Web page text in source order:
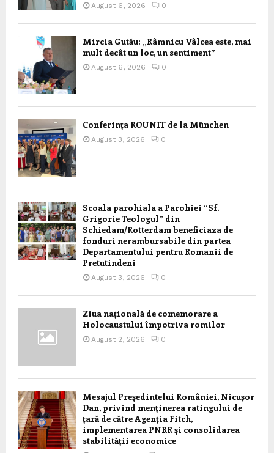
August 6, 2026 0
Mircia Gutău: „Râmnicu Vâlcea este, mai
mult decât un loc, un sentiment”
August 6, 2026 0
Conferința ROUNIT de la München
August 3, 2026 0
Scoala parohiala a Parohiei “Sf.
Grigorie Teologul” din
Schiedam/Rotterdam beneficiaza de
fonduri nerambursabile din partea
Departamentului pentru Romanii de
Pretutindeni
August 3, 2026 0
Ziua națională de comemorare a
Holocaustului împotriva romilor
August 2, 2026 0
Mesajul Președintelui României, Nicușor
Dan, privind menținerea ratingului de
țară de către Agenția Fitch,
implementarea PNRR și consolidarea
stabilității economice